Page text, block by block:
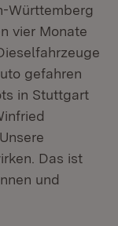
Württemberg
vier Monate
gefahren
in Stuttgart
Das ist
und